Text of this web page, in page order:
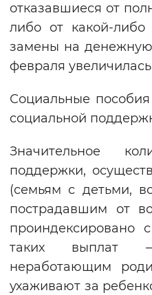
отказавшиеся от
либо от какой-либо
замены на
февраля
Социальные
социальной
Значительное
поддержки,
(семьям с детьми,
пострадавшим от
проиндексировано
таких выплат
неработающим
ухаживают за